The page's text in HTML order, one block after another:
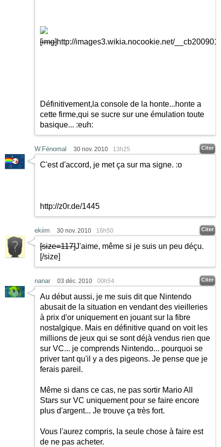
[img]http://images3.wikia.nocookie.net/
Définitivement,la console de la honte...honte a
cette firme,qui se sucre sur une émulation toute
basique... :euh:
W.Fénomal 30 nov. 2010 13h25 Citer
C'est d'accord, je met ça sur ma signe. :o
http://z0r.de/1445
ekiim 30 nov. 2010 16h50 Citer
[size=117]J'aime, même si je suis un peu déçu.
[/size]
nanar 03 déc. 2010 00h54 Citer
Au début aussi, je me suis dit que Nintendo
abusait de la situation en vendant des vieilleries
à prix d'or uniquement en jouant sur la fibre
nostalgique. Mais en définitive quand on voit les
millions de jeux qui se sont déjà vendus rien que
sur VC... je comprends Nintendo... pourquoi se
priver tant qu'il y a des pigeons. Je pense que je
ferais pareil.
Même si dans ce cas, ne pas sortir Mario All
Stars sur VC uniquement pour se faire encore
plus d'argent... Je trouve ça très fort.
Vous l'aurez compris, la seule chose à faire est
de ne pas acheter.